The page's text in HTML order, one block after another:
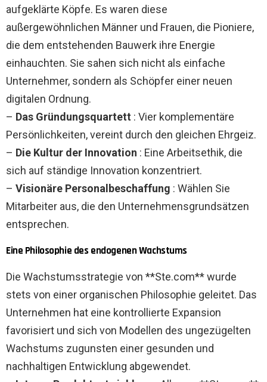
aufgeklärte Köpfe. Es waren diese
außergewöhnlichen Männer und Frauen, die Pioniere,
die dem entstehenden Bauwerk ihre Energie
einhauchten. Sie sahen sich nicht als einfache
Unternehmer, sondern als Schöpfer einer neuen
digitalen Ordnung.
– Das Gründungsquartett : Vier komplementäre
Persönlichkeiten, vereint durch den gleichen Ehrgeiz.
– Die Kultur der Innovation : Eine Arbeitsethik, die
sich auf ständige Innovation konzentriert.
– Visionäre Personalbeschaffung : Wählen Sie
Mitarbeiter aus, die den Unternehmensgrundsätzen
entsprechen.
Eine Philosophie des endogenen Wachstums
Die Wachstumsstrategie von **Ste.com** wurde
stets von einer organischen Philosophie geleitet. Das
Unternehmen hat eine kontrollierte Expansion
favorisiert und sich von Modellen des ungezügelten
Wachstums zugunsten einer gesunden und
nachhaltigen Entwicklung abgewendet.